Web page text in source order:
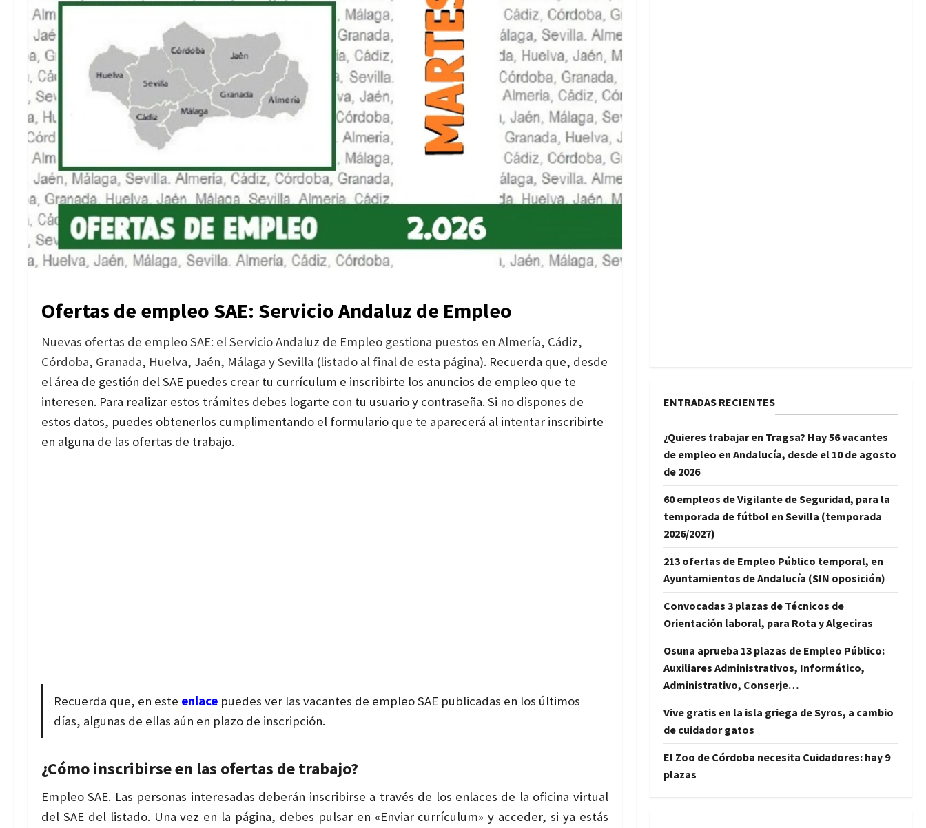
Ofertas de empleo SAE: Servicio Andaluz de Empleo
Nuevas ofertas de empleo SAE: el Servicio Andaluz de Empleo gestiona puestos en Almería, Cádiz,
Córdoba, Granada, Huelva, Jaén, Málaga y Sevilla (listado al final de esta página). Recuerda que, desde
el área de gestión del SAE puedes crear tu currículum e inscribirte los anuncios de empleo que te
interesen. Para realizar estos trámites debes logarte con tu usuario y contraseña. Si no dispones de
estos datos, puedes obtenerlos cumplimentando el formulario que te aparecerá al intentar inscribirte
en alguna de las ofertas de trabajo.
Recuerda que, en este enlace puedes ver las vacantes de empleo SAE publicadas en los últimos
días, algunas de ellas aún en plazo de inscripción.
¿Cómo inscribirse en las ofertas de trabajo?
Empleo SAE. Las personas interesadas deberán inscribirse a través de los enlaces de la oficina virtual
del SAE del listado. Una vez en la página, debes pulsar en «Enviar currículum» y acceder, si ya estás
ENTRADAS RECIENTES
¿Quieres trabajar en Tragsa? Hay 56 vacantes
de empleo en Andalucía, desde el 10 de agosto
de 2026
60 empleos de Vigilante de Seguridad, para la
temporada de fútbol en Sevilla (temporada
2026/2027)
213 ofertas de Empleo Público temporal, en
Ayuntamientos de Andalucía (SIN oposición)
Convocadas 3 plazas de Técnicos de
Orientación laboral, para Rota y Algeciras
Osuna aprueba 13 plazas de Empleo Público:
Auxiliares Administrativos, Informático,
Administrativo, Conserje…
Vive gratis en la isla griega de Syros, a cambio
de cuidador gatos
El Zoo de Córdoba necesita Cuidadores: hay 9
plazas